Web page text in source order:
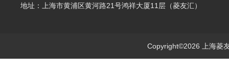
地址：上海市黄浦区黄河路21号鸿祥大厦11层（菱友汇）
Copyright©2026 上海菱